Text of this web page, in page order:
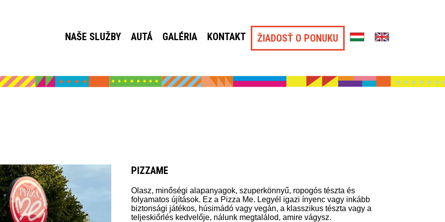
NAŠE SLUŽBY AUTÁ GALÉRIA KONTAKT ŽIADOSŤ O PONUKU
PIZZAME
Olasz, minőségi alapanyagok, szuperkönnyű, ropogós tészta és
folyamatos újítások. Ez a Pizza Me. Legyél igazi ínyenc vagy inkább
biztonsági játékos, húsimádó vagy vegán, a klasszikus tészta vagy a
teljeskiőrlés kedvelője, nálunk megtalálod, amire vágysz.